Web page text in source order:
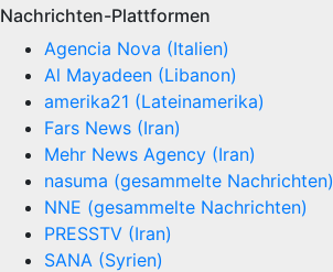
Nachrichten-Plattformen
Agencia Nova (Italien)
Al Mayadeen (Libanon)
amerika21 (Lateinamerika)
Fars News (Iran)
Mehr News Agency (Iran)
nasuma (gesammelte Nachrichten)
NNE (gesammelte Nachrichten)
PRESSTV (Iran)
SANA (Syrien)